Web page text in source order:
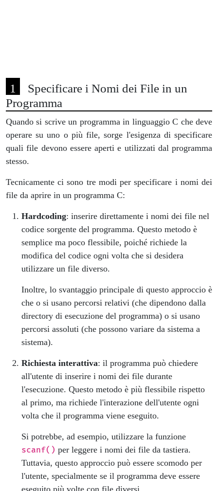
Specificare i Nomi dei File in un
Programma
Quando si scrive un programma in linguaggio C che deve
operare su uno o più file, sorge l'esigenza di specificare
quali file devono essere aperti e utilizzati dal programma
stesso.
Tecnicamente ci sono tre modi per specificare i nomi dei
file da aprire in un programma C:
Hardcoding: inserire direttamente i nomi dei file nel
codice sorgente del programma. Questo metodo è
semplice ma poco flessibile, poiché richiede la
modifica del codice ogni volta che si desidera
utilizzare un file diverso.
Inoltre, lo svantaggio principale di questo approccio è
che o si usano percorsi relativi (che dipendono dalla
directory di esecuzione del programma) o si usano
percorsi assoluti (che possono variare da sistema a
sistema).
Richiesta interattiva: il programma può chiedere
all'utente di inserire i nomi dei file durante
l'esecuzione. Questo metodo è più flessibile rispetto
al primo, ma richiede l'interazione dell'utente ogni
volta che il programma viene eseguito.
Si potrebbe, ad esempio, utilizzare la funzione
scanf() per leggere i nomi dei file da tastiera.
Tuttavia, questo approccio può essere scomodo per
l'utente, specialmente se il programma deve essere
eseguito più volte con file diversi.